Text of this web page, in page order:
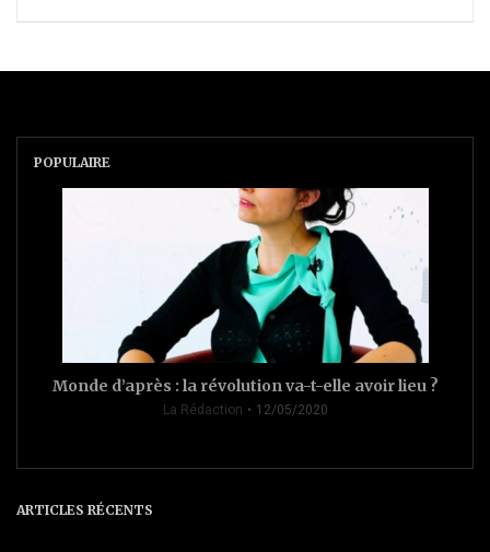
POPULAIRE
Monde d’après : la révolution va-t-elle avoir lieu ?
La Rédaction 12/05/2020
ARTICLES RÉCENTS